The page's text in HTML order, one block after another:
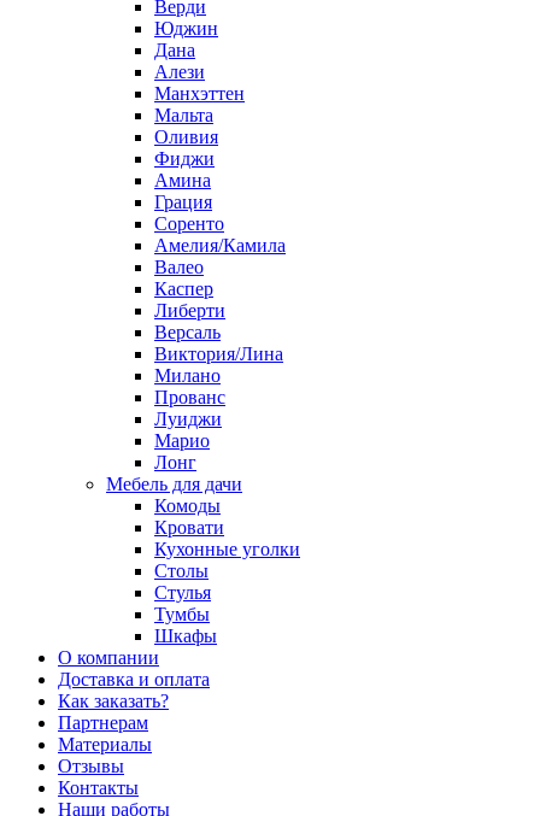
Верди
Юджин
Дана
Алези
Манхэттен
Мальта
Оливия
Фиджи
Амина
Грация
Соренто
Амелия/Камила
Валео
Каспер
Либерти
Версаль
Виктория/Лина
Милано
Прованс
Луиджи
Марио
Лонг
Мебель для дачи
Комоды
Кровати
Кухонные уголки
Столы
Стулья
Тумбы
Шкафы
О компании
Доставка и оплата
Как заказать?
Партнерам
Материалы
Отзывы
Контакты
Наши работы